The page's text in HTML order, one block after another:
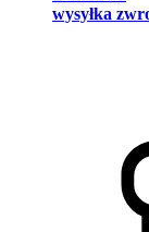
wysyłka